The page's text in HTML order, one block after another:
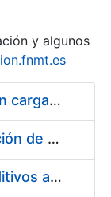
y algunos
Pliego condiciones optimización cargas compras firmado
Acuerdo marco para la fabricación de piezas
Suministro de Protectores Auditivos a medida para las personas trabajadoras de los Centros de Trabajo de Madrid y Burgos